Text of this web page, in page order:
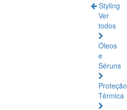
Styling
Ver
todos
Óleos
e
Séruns
Proteção
Térmica